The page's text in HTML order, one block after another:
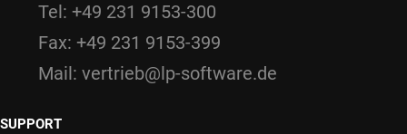
Tel: +49 231 9153-300
Fax: +49 231 9153-399
Mail: vertrieb@lp-software.de
SUPPORT